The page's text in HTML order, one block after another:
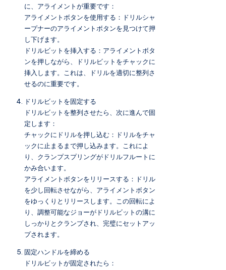
に、アライメントが重要です：
アライメントボタンを使用する：ドリルシャ
ープナーのアライメントボタンを見つけて押
し下げます。
ドリルビットを挿入する：アライメントボタ
ンを押しながら、ドリルビットをチャックに
挿入します。これは、ドリルを適切に整列さ
せるのに重要です。
ドリルビットを固定する
ドリルビットを整列させたら、次に進んで固
定します：
チャックにドリルを押し込む：ドリルをチャ
ックに止まるまで押し込みます。これによ
り、クランプスプリングがドリルフルートに
かみ合います。
アライメントボタンをリリースする：ドリル
を少し回転させながら、アライメントボタン
をゆっくりとリリースします。この回転によ
り、調整可能なジョーがドリルビットの溝に
しっかりとクランプされ、完璧にセットアッ
プされます。
固定ハンドルを締める
ドリルビットが固定されたら：